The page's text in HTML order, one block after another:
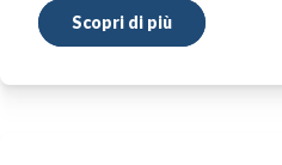
Scopri di più